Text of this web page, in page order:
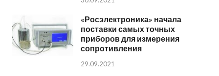
«Росэлектроника» начала
поставки самых точных
приборов для измерения
сопротивления
29.09.2021